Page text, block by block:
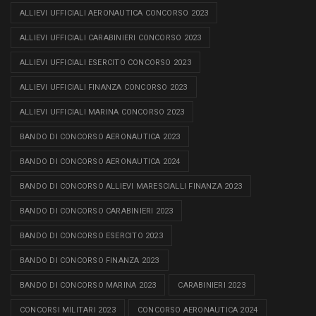
ALLIEVI UFFICIALI AERONAUTICA CONCORSO 2023
ALLIEVI UFFICIALI CARABINIERI CONCORSO 2023
ALLIEVI UFFICIALI ESERCITO CONCORSO 2023
ALLIEVI UFFICIALI FINANZA CONCORSO 2023
ALLIEVI UFFICIALI MARINA CONCORSO 2023
BANDO DI CONCORSO AERONAUTICA 2023
BANDO DI CONCORSO AERONAUTICA 2024
BANDO DI CONCORSO ALLIEVI MARESCIALLI FINANZA 2023
BANDO DI CONCORSO CARABINIERI 2023
BANDO DI CONCORSO ESERCITO 2023
BANDO DI CONCORSO FINANZA 2023
BANDO DI CONCORSO MARINA 2023 CARABINIERI 2023
CONCORSI MILITARI 2023 CONCORSO AERONAUTICA 2024